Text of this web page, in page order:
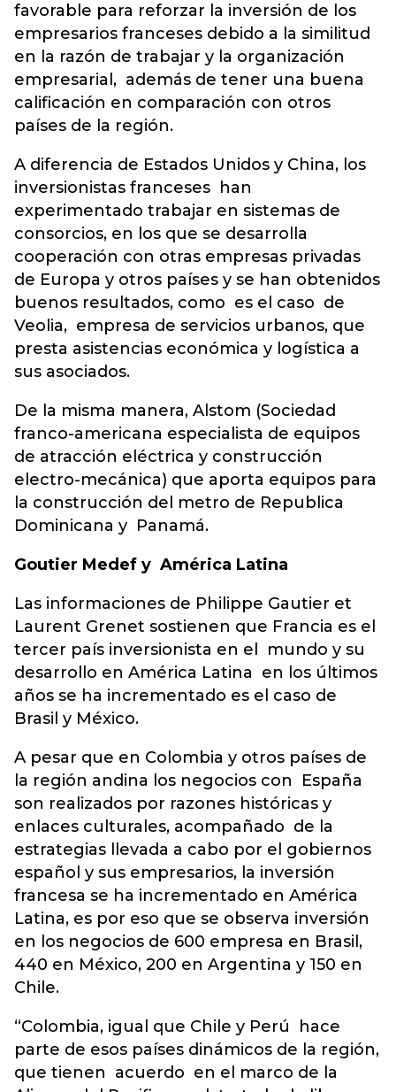
favorable para reforzar la inversión de los
empresarios franceses debido a la similitud
en la razón de trabajar y la organización
empresarial, además de tener una buena
calificación en comparación con otros
países de la región.
A diferencia de Estados Unidos y China, los
inversionistas franceses han
experimentado trabajar en sistemas de
consorcios, en los que se desarrolla
cooperación con otras empresas privadas
de Europa y otros países y se han obtenidos
buenos resultados, como es el caso de
Veolia, empresa de servicios urbanos, que
presta asistencias económica y logística a
sus asociados.
De la misma manera, Alstom (Sociedad
franco-americana especialista de equipos
de atracción eléctrica y construcción
electro-mecánica) que aporta equipos para
la construcción del metro de Republica
Dominicana y Panamá.
Goutier Medef y América Latina
Las informaciones de Philippe Gautier et
Laurent Grenet sostienen que Francia es el
tercer país inversionista en el mundo y su
desarrollo en América Latina en los últimos
años se ha incrementado es el caso de
Brasil y México.
A pesar que en Colombia y otros países de
la región andina los negocios con España
son realizados por razones históricas y
enlaces culturales, acompañado de la
estrategias llevada a cabo por el gobiernos
español y sus empresarios, la inversión
francesa se ha incrementado en América
Latina, es por eso que se observa inversión
en los negocios de 600 empresa en Brasil,
440 en México, 200 en Argentina y 150 en
Chile.
“Colombia, igual que Chile y Perú hace
parte de esos países dinámicos de la región,
que tienen acuerdo en el marco de la